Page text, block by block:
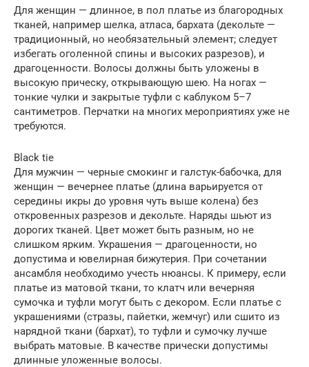
Для женщин — длинное, в пол платье из благородных
тканей, например шелка, атласа, бархата (декольте —
традиционный, но необязательный элемент; следует
избегать оголенной спины и высоких разрезов), и
драгоценности. Волосы должны быть уложены в
высокую прическу, открывающую шею. На ногах —
тонкие чулки и закрытые туфли с каблуком 5–7
сантиметров. Перчатки на многих мероприятиях уже не
требуются.
Black tie
Для мужчин — черные смокинг и галстук-бабочка, для
женщин — вечернее платье (длина варьируется от
середины икры до уровня чуть выше колена) без
откровенных разрезов и декольте. Наряды шьют из
дорогих тканей. Цвет может быть разным, но не
слишком ярким. Украшения — драгоценности, но
допустима и ювелирная бижутерия. При сочетании
ансамбля необходимо учесть нюансы. К примеру, если
платье из матовой ткани, то клатч или вечерняя
сумочка и туфли могут быть с декором. Если платье с
украшениями (стразы, пайетки, жемчуг) или сшито из
нарядной ткани (бархат), то туфли и сумочку лучше
выбрать матовые. В качестве прически допустимы
длинные уложенные волосы.